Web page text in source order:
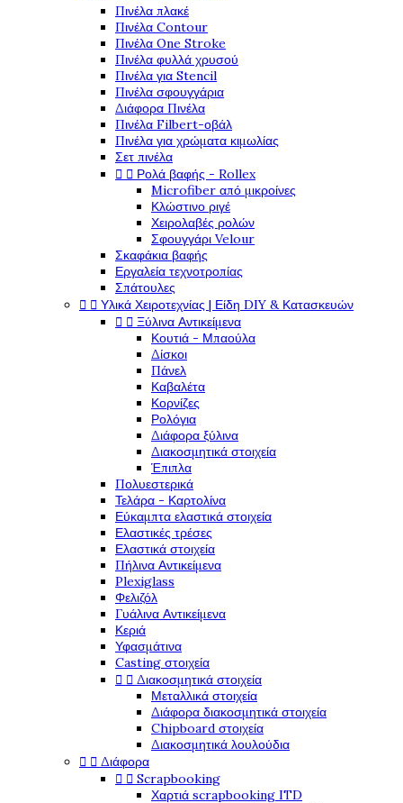
Πινέλα πλακέ
Πινέλα Contour
Πινέλα One Stroke
Πινέλα φυλλά χρυσού
Πινέλα για Stencil
Πινέλα σφουγγάρια
Διάφορα Πινέλα
Πινέλα Filbert-οβάλ
Πινέλα για χρώματα κιμωλίας
Σετ πινέλα
  Ρολά βαφής - Rollex
Microfiber από μικροίνες
Κλώστινο ριγέ
Χειρολαβές ρολών
Σφουγγάρι Velour
Σκαφάκια βαφής
Εργαλεία τεχνοτροπίας
Σπάτουλες
  Υλικά Χειροτεχνίας | Είδη DIY & Κατασκευών
  Ξύλινα Αντικείμενα
Κουτιά - Μπαούλα
Δίσκοι
Πάνελ
Καβαλέτα
Κορνίζες
Ρολόγια
Διάφορα ξύλινα
Διακοσμητικά στοιχεία
Έπιπλα
Πολυεστερικά
Τελάρα - Καρτολίνα
Εύκαμπτα ελαστικά στοιχεία
Ελαστικές τρέσες
Ελαστικά στοιχεία
Πήλινα Αντικείμενα
Plexiglass
Φελιζόλ
Γυάλινα Αντικείμενα
Κεριά
Υφασμάτινα
Casting στοιχεία
  Διακοσμητικά στοιχεία
Μεταλλικά στοιχεία
Διάφορα διακοσμητικά στοιχεία
Chipboard στοιχεία
Διακοσμητικά λουλούδια
  Διάφορα
  Scrapbooking
Χαρτιά scrapbooking ITD